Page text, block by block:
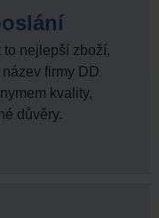
to nejlepší zboží,
firmy DD
kvality,
důvěry.